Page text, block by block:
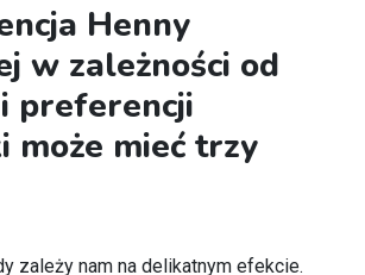
Henny
w zależności od
preferencji
może mieć trzy
zależy nam na delikatnym efekcie.